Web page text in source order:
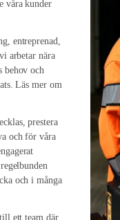
våra kunder
entreprenad,
arbetar nära
behov och
Läs mer om
prestera
och för våra
och i många
ett team där